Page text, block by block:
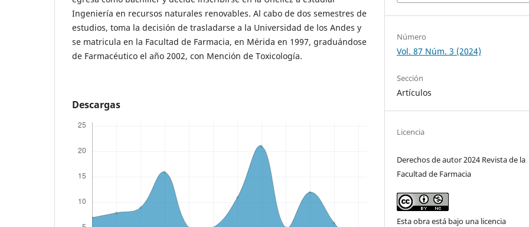
Ingeniería en recursos naturales renovables. Al cabo de dos semestres de
estudios, toma la decisión de trasladarse a la Universidad de los Andes y
se matricula en la Facultad de Farmacia, en Mérida en 1997, graduándose
de Farmacéutico el año 2002, con Mención de Toxicología.
Descargas
Número
Vol. 87 Núm. 3 (2024)
Sección
Artículos
Licencia
Derechos de autor 2024 Revista de la
Facultad de Farmacia
Esta obra está bajo una licencia